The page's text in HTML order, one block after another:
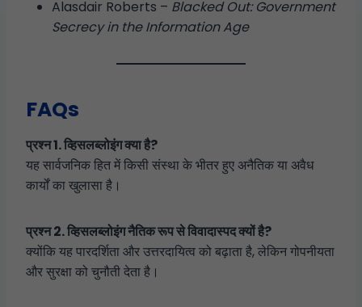
Alasdair Roberts – Blacked Out: Government
Secrecy in the Information Age
FAQs
प्रश्न 1. व्हिसलब्लोइंग क्या है?
यह सार्वजनिक हित में किसी संस्था के भीतर हुए अनैतिक या अवैध
कार्यों का खुलासा है।
प्रश्न 2. व्हिसलब्लोइंग नैतिक रूप से विवादास्पद क्यों है?
क्योंकि यह पारदर्शिता और उत्तरदायित्व को बढ़ाता है, लेकिन गोपनीयता
और सुरक्षा को चुनौती देता है।